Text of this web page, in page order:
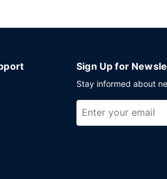
Sign Up for
Stay informed about